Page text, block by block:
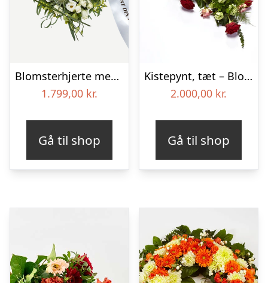
Blomsterhjerte med bånd i klassisk stil – creme
1.799,00 kr.
Gå til shop
Kistepynt, tæt – Blomster til begravelse
2.000,00 kr.
Gå til shop